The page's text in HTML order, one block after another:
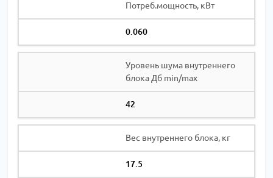
Потреб.мощность, кВт
0.060
Уровень шума внутреннего
блока Дб min/max
42
Вес внутреннего блока, кг
17.5